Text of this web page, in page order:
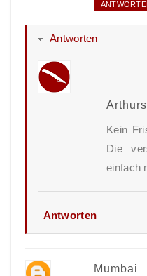
Antworten
Kein
Die
einfach
Antworten
Mumbai